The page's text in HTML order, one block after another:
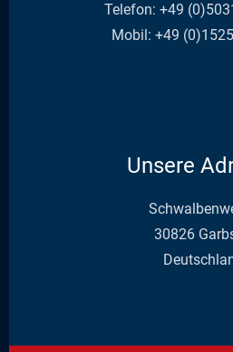
Telefon: +49
Mobil: +49
Unsere
a
d30826